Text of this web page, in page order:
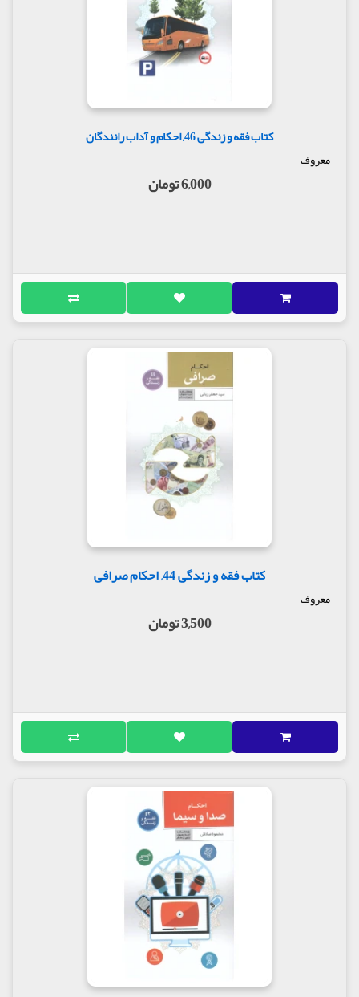
کتاب فقه و زندگی 46, احکام و آداب رانندگان
معروف
6,000 تومان
کتاب فقه و زندگی 44, احکام صرافی
معروف
3,500 تومان